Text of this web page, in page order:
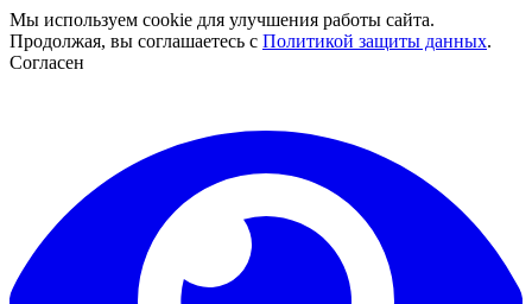
Мы используем cookie для улучшения работы сайта.
Продолжая, вы соглашаетесь с Политикой защиты данных.
Согласен